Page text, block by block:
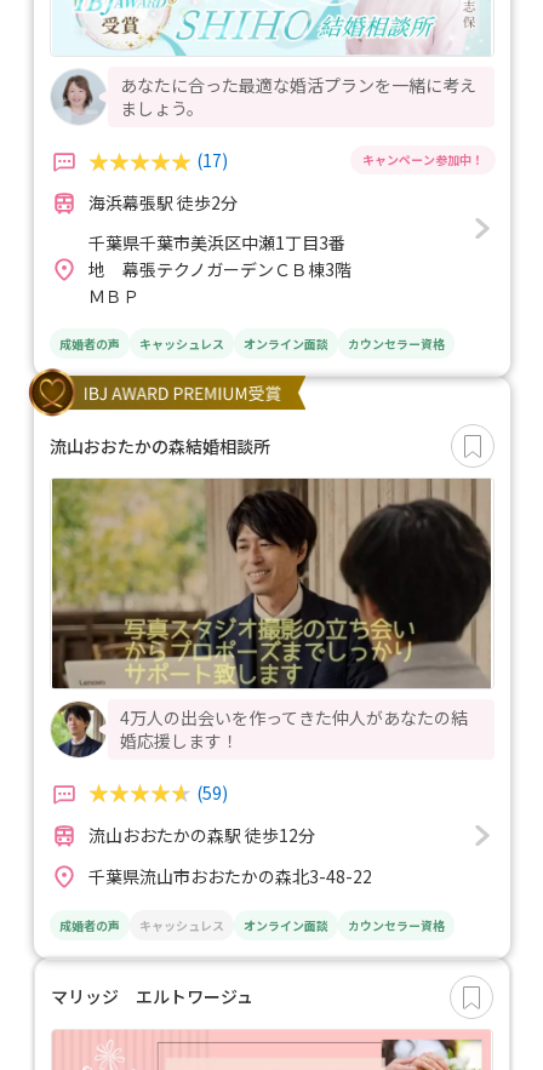
あなたに合った最適な婚活プランを一緒に考え
ましょう。
(17)
海浜幕張駅 徒歩2分
千葉県千葉市美浜区中瀬1丁目3番
地 幕張テクノガーデンＣＢ棟3階
ＭＢＰ
成婚者の声 キャッシュレス オンライン面談 カウンセラー資格
流山おおたかの森結婚相談所
4万人の出会いを作ってきた仲人があなたの結
婚応援します！
(59)
流山おおたかの森駅 徒歩12分
千葉県流山市おおたかの森北3-48-22
成婚者の声 キャッシュレス オンライン面談 カウンセラー資格
マリッジ エルトワージュ